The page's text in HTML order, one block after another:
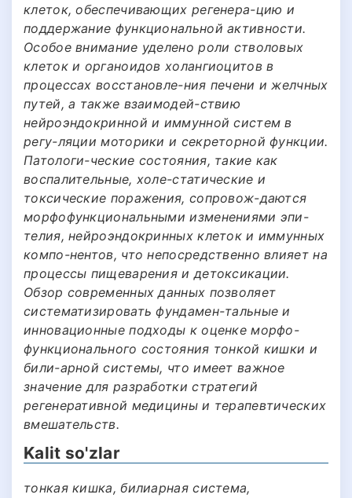
клеток, обеспечивающих регенера-цию и
поддержание функциональной активности.
Особое внимание уделено роли стволовых
клеток и органоидов холангиоцитов в
процессах восстановле-ния печени и желчных
путей, а также взаимодей-ствию
нейроэндокринной и иммунной систем в
регу-ляции моторики и секреторной функции.
Патологи-ческие состояния, такие как
воспалительные, холе-статические и
токсические поражения, сопровож-даются
морфофункциональными изменениями эпи-
телия, нейроэндокринных клеток и иммунных
компо-нентов, что непосредственно влияет на
процессы пищеварения и детоксикации.
Обзор современных данных позволяет
систематизировать фундамен-тальные и
инновационные подходы к оценке морфо-
функционального состояния тонкой кишки и
били-арной системы, что имеет важное
значение для разработки стратегий
регенеративной медицины и терапевтических
вмешательств.
Kalit so'zlar
тонкая кишка, билиарная система,